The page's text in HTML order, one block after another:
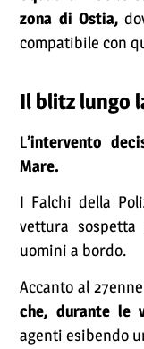
zona di Ostia,
compatibile con
Il blitz lungo
L’intervento
Mare.
I Falchi della
vettura
uomini a bordo.
Accanto al
che, durante le
agenti esibendo